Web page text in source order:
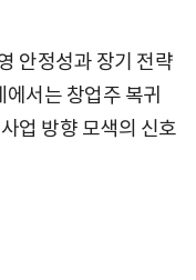
안정성과 장기 전략
서는 창업주 복귀
업 방향 모색의 신호